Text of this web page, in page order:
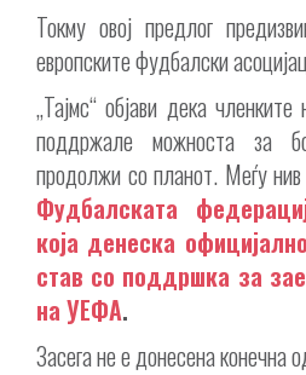
Токму овој предлог
европските фудбалски
„Тајмс“ објави дека
поддржале можноста за
продолжи со планот. Меѓу
Фудбалската
која денеска
став со поддршка за
на УЕФА.
Засега не е донесена конечна